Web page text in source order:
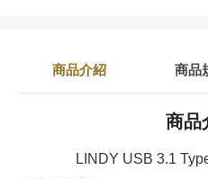
商品介紹 商品
商品
LINDY USB 3.1